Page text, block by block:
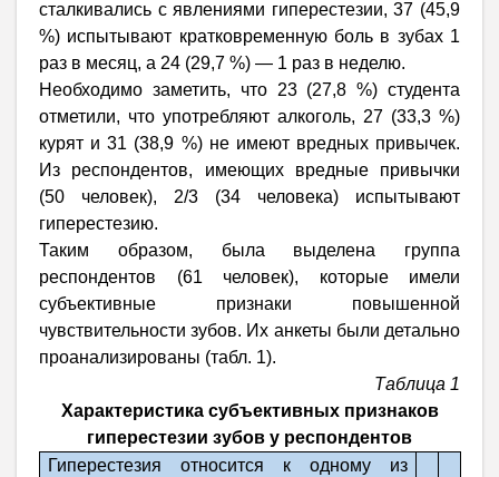
сталкивались с явлениями гиперестезии, 37 (45,9
%) испытывают кратковременную боль в зубах 1
раз в месяц, а 24 (29,7 %) — 1 раз в неделю.
Необходимо заметить, что 23 (27,8 %) студента
отметили, что употребляют алкоголь, 27 (33,3 %)
курят и 31 (38,9 %) не имеют вредных привычек.
Из респондентов, имеющих вредные привычки
(50 человек), 2/3 (34 человека) испытывают
гиперестезию.
Таким образом, была выделена группа
респондентов (61 человек), которые имели
субъективные признаки повышенной
чувствительности зубов. Их анкеты были детально
проанализированы (табл. 1).
Таблица 1
Характеристика субъективных признаков
гиперестезии зубов у респондентов
Гиперестезия относится к одному из